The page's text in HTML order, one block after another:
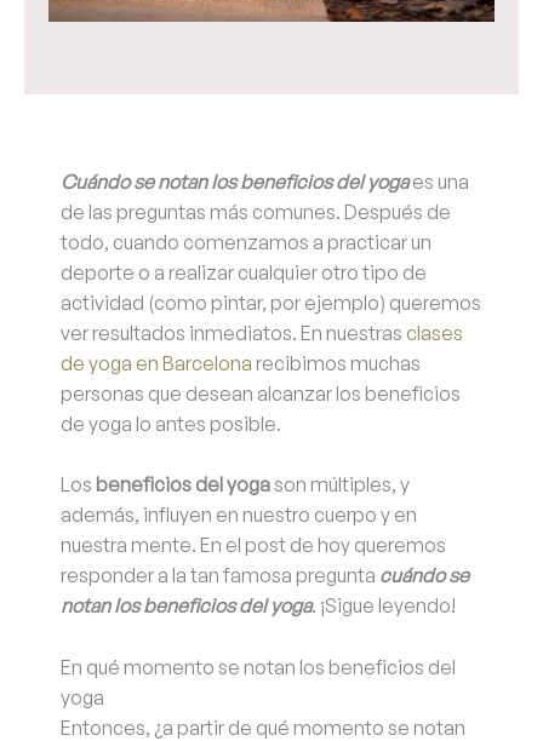
Cuándo se notan los beneficios del yogaes una
de las preguntas más comunes. Después de
todo, cuando comenzamos a practicar un
deporte o a realizar cualquier otro tipo de
actividad (como pintar, por ejemplo) queremos
ver resultados inmediatos. En nuestras clases
de yoga en Barcelona recibimos muchas
personas que desean alcanzar los beneficios
de yoga lo antes posible.
Los beneficios del yogason múltiples, y
además, influyen en nuestro cuerpo y en
nuestra mente. En el post de hoy queremos
responder a la tan famosa pregunta cuándo se
notan los beneficios del yoga. ¡Sigue leyendo!
En qué momento se notan los beneficios del
yoga
Entonces, ¿a partir de qué momento se notan